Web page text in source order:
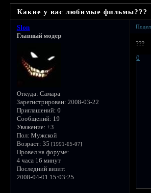
Какие у вас любимые фильмы???
Slon
Главный модер
Откуда: Самара
Зарегистрирован: 2008-03-22
Приглашений: 0
Сообщений: 19
Уважение: +3
Пол: Мужской
Возраст: 35 [1991-05-07]
Провел на форуме:
4 часа 16 минут
Последний визит:
2008-04-01 15:03:25
???
0